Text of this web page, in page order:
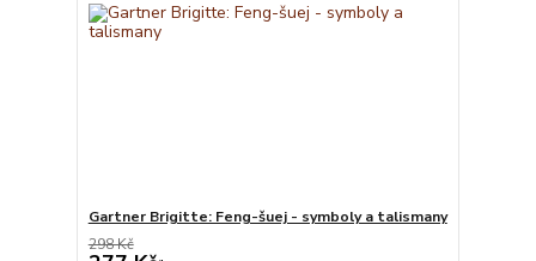
Gartner Brigitte: Feng-šuej - symboly a talismany
298 Kč